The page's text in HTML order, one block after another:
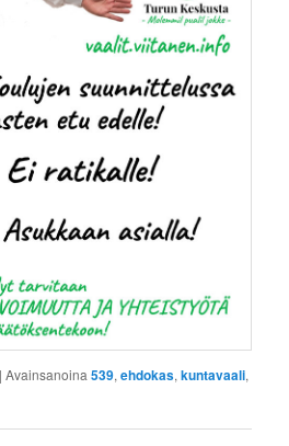
|Avainsanoina539,ehdokas,kuntavaali,